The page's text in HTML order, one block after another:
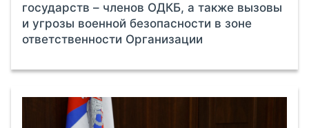
государств – членов ОДКБ, а также вызовы
и угрозы военной безопасности в зоне
ответственности Организации